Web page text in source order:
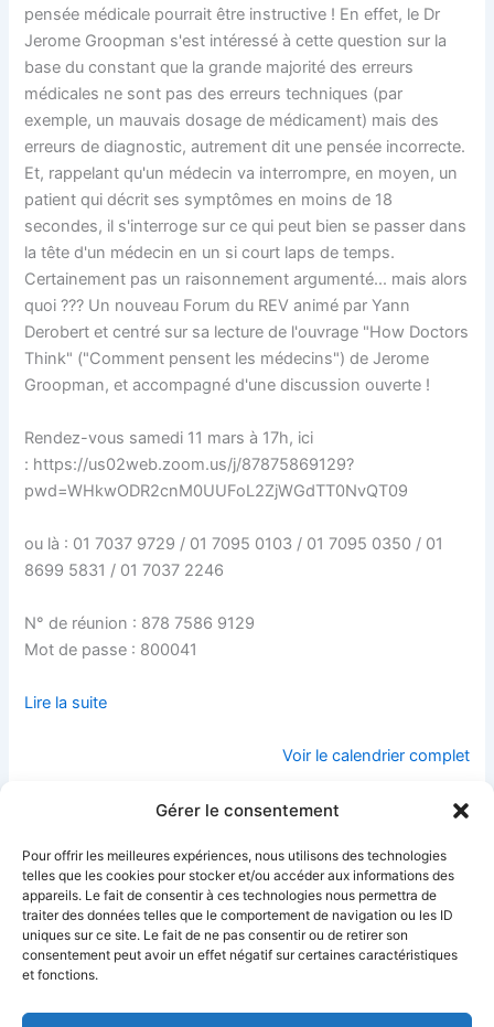
Gérer le consentement
Pour offrir les meilleures expériences, nous utilisons des technologies
telles que les cookies pour stocker et/ou accéder aux informations des
appareils. Le fait de consentir à ces technologies nous permettra de
traiter des données telles que le comportement de navigation ou les ID
uniques sur ce site. Le fait de ne pas consentir ou de retirer son
consentement peut avoir un effet négatif sur certaines caractéristiques
et fonctions.
pensée médicale pourrait être instructive ! En effet, le Dr
Jerome Groopman s'est intéressé à cette question sur la
base du constant que la grande majorité des erreurs
médicales ne sont pas des erreurs techniques (par
exemple, un mauvais dosage de médicament) mais des
erreurs de diagnostic, autrement dit une pensée incorrecte.
Et, rappelant qu'un médecin va interrompre, en moyen, un
patient qui décrit ses symptômes en moins de 18
secondes, il s'interroge sur ce qui peut bien se passer dans
la tête d'un médecin en un si court laps de temps.
Certainement pas un raisonnement argumenté... mais alors
quoi ??? Un nouveau Forum du REV animé par Yann
Derobert et centré sur sa lecture de l'ouvrage "How Doctors
Think" ("Comment pensent les médecins") de Jerome
Groopman, et accompagné d'une discussion ouverte !
Rendez-vous samedi 11 mars à 17h, ici
: https://us02web.zoom.us/j/87875869129?
pwd=WHkwODR2cnM0UUFoL2ZjWGdTT0NvQT09
ou là : 01 7037 9729 / 01 7095 0103 / 01 7095 0350 / 01
8699 5831 / 01 7037 2246
N° de réunion : 878 7586 9129
Mot de passe : 800041
Lire la suite
Voir le calendrier complet
« Emotion et
accueil des
expériences
humaines » :
Module de
formation
professionnelle à
Paris les 20 et 21
20 février 2023
Sans peur et
sans reproche !
Ateliers
affectueux pour
familles
courageuses les
25 et 26 mars